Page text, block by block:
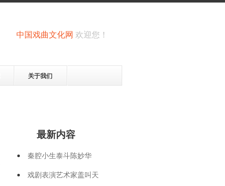
中国戏曲文化网 欢迎您！
关于我们
最新内容
秦腔小生泰斗陈妙华
戏剧表演艺术家盖叫天